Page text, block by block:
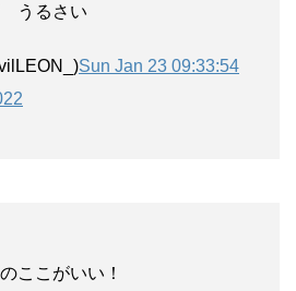
うるさい
Sun Jan 23 09:33:54
ここがいい！